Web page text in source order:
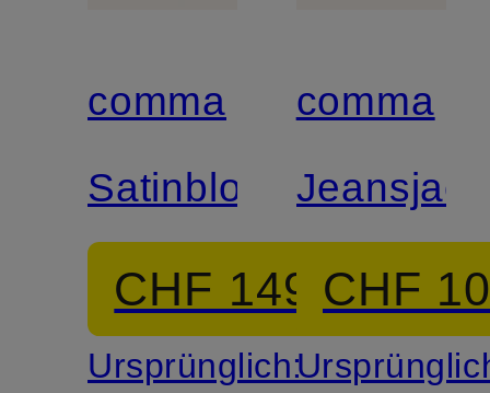
comma
Satinblouson
CHF 149
Ursprünglich:
comma
CHF